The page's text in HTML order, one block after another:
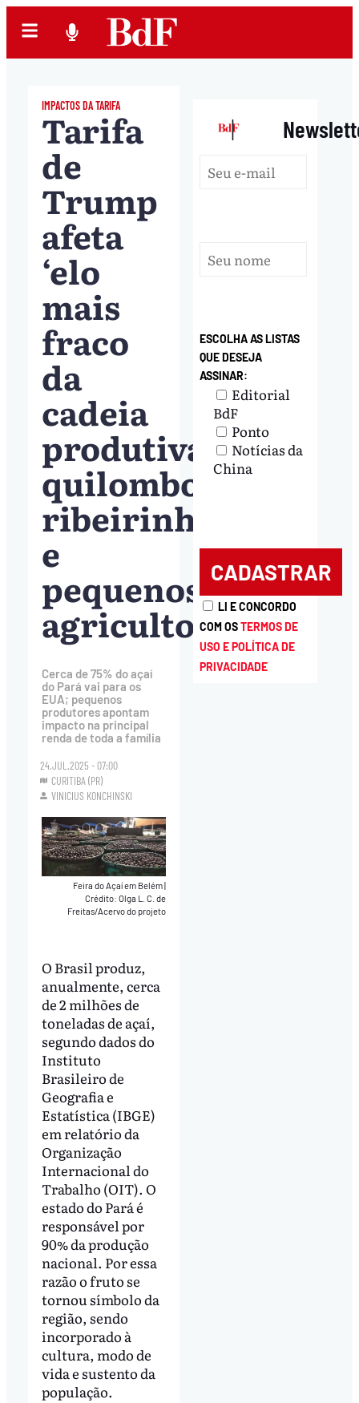
IMPACTOS DA TARIFA
Tarifa
de
Trump
afeta
‘elo
mais
fraco
da
cadeia
produtiva’:
quilombolas,
ribeirinhos
e
pequenos
agricultores
Cerca de 75% do açaí
do Pará vai para os
EUA; pequenos
produtores apontam
impacto na principal
renda de toda a família
24.JUL.2025 - 07:00
CURITIBA (PR)
VINICIUS KONCHINSKI
Feira do Açaí em Belém|
Crédito: Olga L. C. de
Freitas/Acervo do projeto
O Brasil produz,
anualmente, cerca
de 2 milhões de
toneladas de açaí,
segundo dados do
Instituto
Brasileiro de
Geografia e
Estatística (IBGE)
em relatório da
Organização
Internacional do
Trabalho (OIT). O
estado do Pará é
responsável por
90% da produção
nacional. Por essa
razão o fruto se
tornou símbolo da
região, sendo
incorporado à
cultura, modo de
vida e sustento da
população.
|
ESCOLHA AS LISTAS
QUE DESEJA
ASSINAR:
Editorial
BdF
Ponto
Notícias da
China
LI E CONCORDO
COM OSTERMOS DE
USO E POLÍTICA DE
PRIVACIDADE